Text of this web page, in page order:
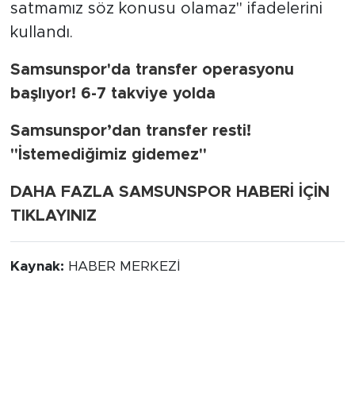
satmamız söz konusu olamaz" ifadelerini
kullandı.
Samsunspor'da transfer operasyonu
başlıyor! 6-7 takviye yolda
Samsunspor’dan transfer resti!
"İstemediğimiz gidemez"
DAHA FAZLA SAMSUNSPOR HABERİ İÇİN
TIKLAYINIZ
Kaynak: HABER MERKEZİ